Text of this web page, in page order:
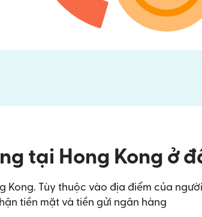
tại Hong Kong ở
Tùy thuộc vào địa điểm của
tiền mặt và tiền gửi ngân hàng